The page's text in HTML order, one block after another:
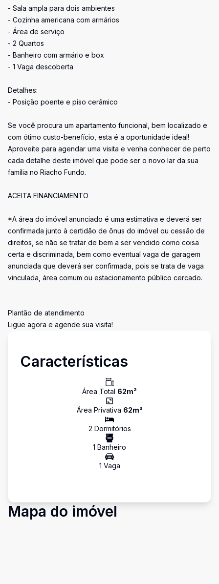
- Sala ampla para dois ambientes
- Cozinha americana com armários
- Área de serviço
- 2 Quartos
- Banheiro com armário e box
- 1 Vaga descoberta
Detalhes:
- Posição poente e piso cerâmico
Se você procura um apartamento funcional, bem localizado e
com ótimo custo-benefício, esta é a oportunidade ideal!
Aproveite para agendar uma visita e venha conhecer de perto
cada detalhe deste imóvel que pode ser o novo lar da sua
família no Riacho Fundo.
ACEITA FINANCIAMENTO
*A área do imóvel anunciado é uma estimativa e deverá ser
confirmada junto à certidão de ônus do imóvel ou cessão de
direitos, se não se tratar de bem a ser vendido como coisa
certa e discriminada, bem como eventual vaga de garagem
anunciada que deverá ser confirmada, pois se trata de vaga
vinculada, área comum ou estacionamento público cercado.
Plantão de atendimento
Ligue agora e agende sua visita!
Características
Área Total 62m²
Área Privativa 62m²
2 Dormitórios
1 Banheiro
1 Vaga
Mapa do imóvel